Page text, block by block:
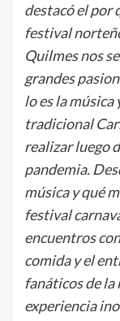
destacó el por
festival
Quilmes nos
grandes
lo es la música
tradicional
realizar luego
pandemia.
música y qué
festival
encuentros
comida y el
fanáticos de
experiencia